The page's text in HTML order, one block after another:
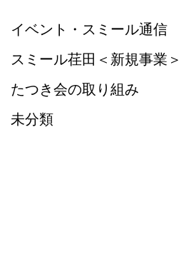
イベント・スミール通信
スミール荏田＜新規事業＞
たつき会の取り組み
未分類